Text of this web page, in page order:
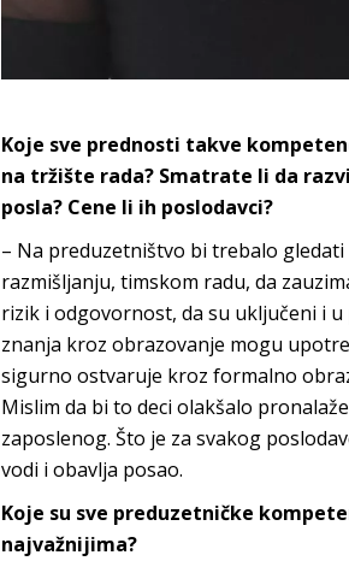
Koje sve prednosti takve
na tržište rada? Smatrate li da
posla? Cene li ih poslodavci?
– Na preduzetništvo bi trebalo
razmišljanju, timskom radu, da
rizik i odgovornost, da su uključeni i
znanja kroz obrazovanje mogu
sigurno ostvaruje kroz formalno
Mislim da bi to deci olakšalo
zaposlenog. Što je za svakog
vodi i obavlja posao.
Koje su sve preduzetničke
najvažnijima?